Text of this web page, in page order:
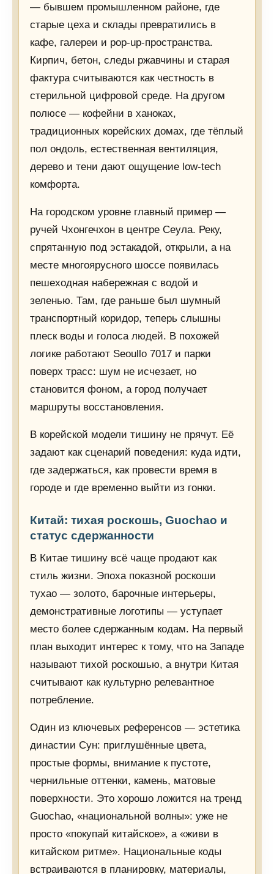
— бывшем промышленном районе, где
старые цеха и склады превратились в
кафе, галереи и pop-up-пространства.
Кирпич, бетон, следы ржавчины и старая
фактура считываются как честность в
стерильной цифровой среде. На другом
полюсе — кофейни в ханоках,
традиционных корейских домах, где тёплый
пол ондоль, естественная вентиляция,
дерево и тени дают ощущение low-tech
комфорта.
На городском уровне главный пример —
ручей Чхонгечхон в центре Сеула. Реку,
спрятанную под эстакадой, открыли, а на
месте многоярусного шоссе появилась
пешеходная набережная с водой и
зеленью. Там, где раньше был шумный
транспортный коридор, теперь слышны
плеск воды и голоса людей. В похожей
логике работают Seoullo 7017 и парки
поверх трасс: шум не исчезает, но
становится фоном, а город получает
маршруты восстановления.
В корейской модели тишину не прячут. Её
задают как сценарий поведения: куда идти,
где задержаться, как провести время в
городе и где временно выйти из гонки.
Китай: тихая роскошь, Guochao и
статус сдержанности
В Китае тишину всё чаще продают как
стиль жизни. Эпоха показной роскоши
тухао — золото, барочные интерьеры,
демонстративные логотипы — уступает
место более сдержанным кодам. На первый
план выходит интерес к тому, что на Западе
называют тихой роскошью, а внутри Китая
считывают как культурно релевантное
потребление.
Один из ключевых референсов — эстетика
династии Сун: приглушённые цвета,
простые формы, внимание к пустоте,
чернильные оттенки, камень, матовые
поверхности. Это хорошо ложится на тренд
Guochao, «национальной волны»: уже не
просто «покупай китайское», а «живи в
китайском ритме». Национальные коды
встраиваются в планировку, материалы,